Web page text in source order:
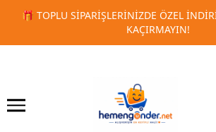
🚀 KURUMSAL
1 2